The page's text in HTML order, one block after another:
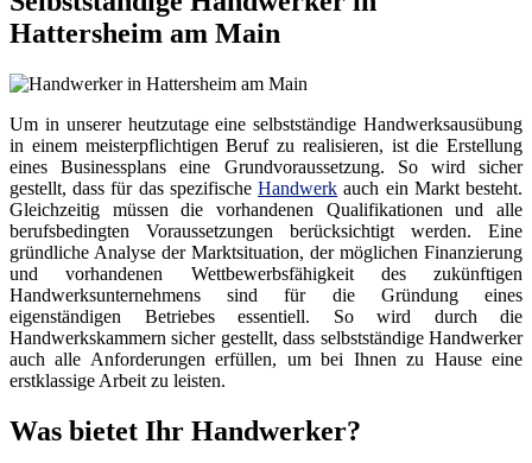
Hattersheim am Main
Um in unserer heutzutage eine selbstständige Handwerksausübung
in einem meisterpflichtigen Beruf zu realisieren, ist die Erstellung
eines Businessplans eine Grundvoraussetzung. So wird sicher
gestellt, dass für das spezifischeHandwerk auch ein Markt besteht.
Gleichzeitig müssen die vorhandenen Qualifikationen und alle
berufsbedingten Voraussetzungen berücksichtigt werden. Eine
gründliche Analyse der Marktsituation, der möglichen Finanzierung
und vorhandenen Wettbewerbsfähigkeit des zukünftigen
Handwerksunternehmens sind für die Gründung eines
eigenständigen Betriebes essentiell. So wird durch die
Handwerkskammern sicher gestellt, dass selbstständige Handwerker
auch alle Anforderungen erfüllen, um bei Ihnen zu Hause eine
erstklassige Arbeit zu leisten.
Was bietet Ihr Handwerker?